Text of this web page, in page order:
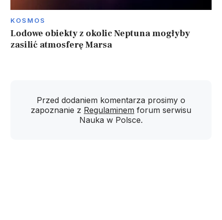
KOSMOS
Lodowe obiekty z okolic Neptuna mogłyby
zasilić atmosferę Marsa
Przed dodaniem komentarza prosimy o
zapoznanie z Regulaminem forum serwisu
Nauka w Polsce.